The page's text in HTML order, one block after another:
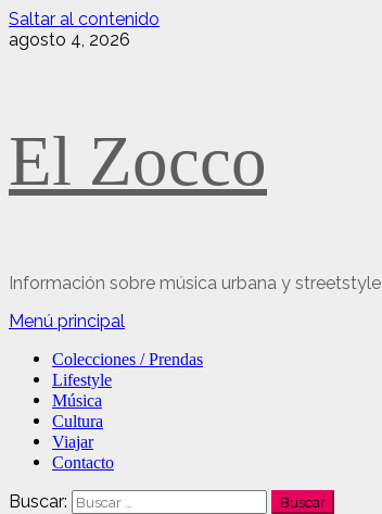
Saltar al contenido
agosto 4, 2026
El Zocco
Información sobre música urbana y streetstyle
Menú principal
Colecciones / Prendas
Lifestyle
Música
Cultura
Viajar
Contacto
Buscar: